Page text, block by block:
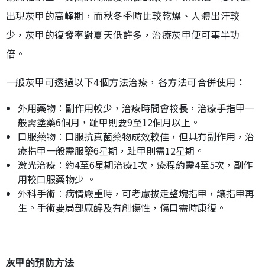
出現灰甲的高峰期，而秋冬季時比較乾燥、人體出汗較
少，灰甲的復發率對夏天低許多，治療灰甲便可事半功
倍。
一般灰甲可透過以下4個方法治療，各方法可合併使用：
外用藥物︰副作用較少，治療時間會較長，治療手指甲一
般需塗藥6個月，趾甲則要9至12個月以上。
口服藥物︰口服抗真菌藥物成效較佳，但具有副作用，治
療指甲一般需服藥6星期，趾甲則需12星期。
激光治療︰約4至6星期治療1次，療程約需4至5次，副作
用較口服藥物少 。
外科手術︰病情嚴重時，可考慮拔走整塊指甲，讓指甲再
生。手術要局部麻醉及有創傷性，傷口需時康復。
灰甲的預防方法